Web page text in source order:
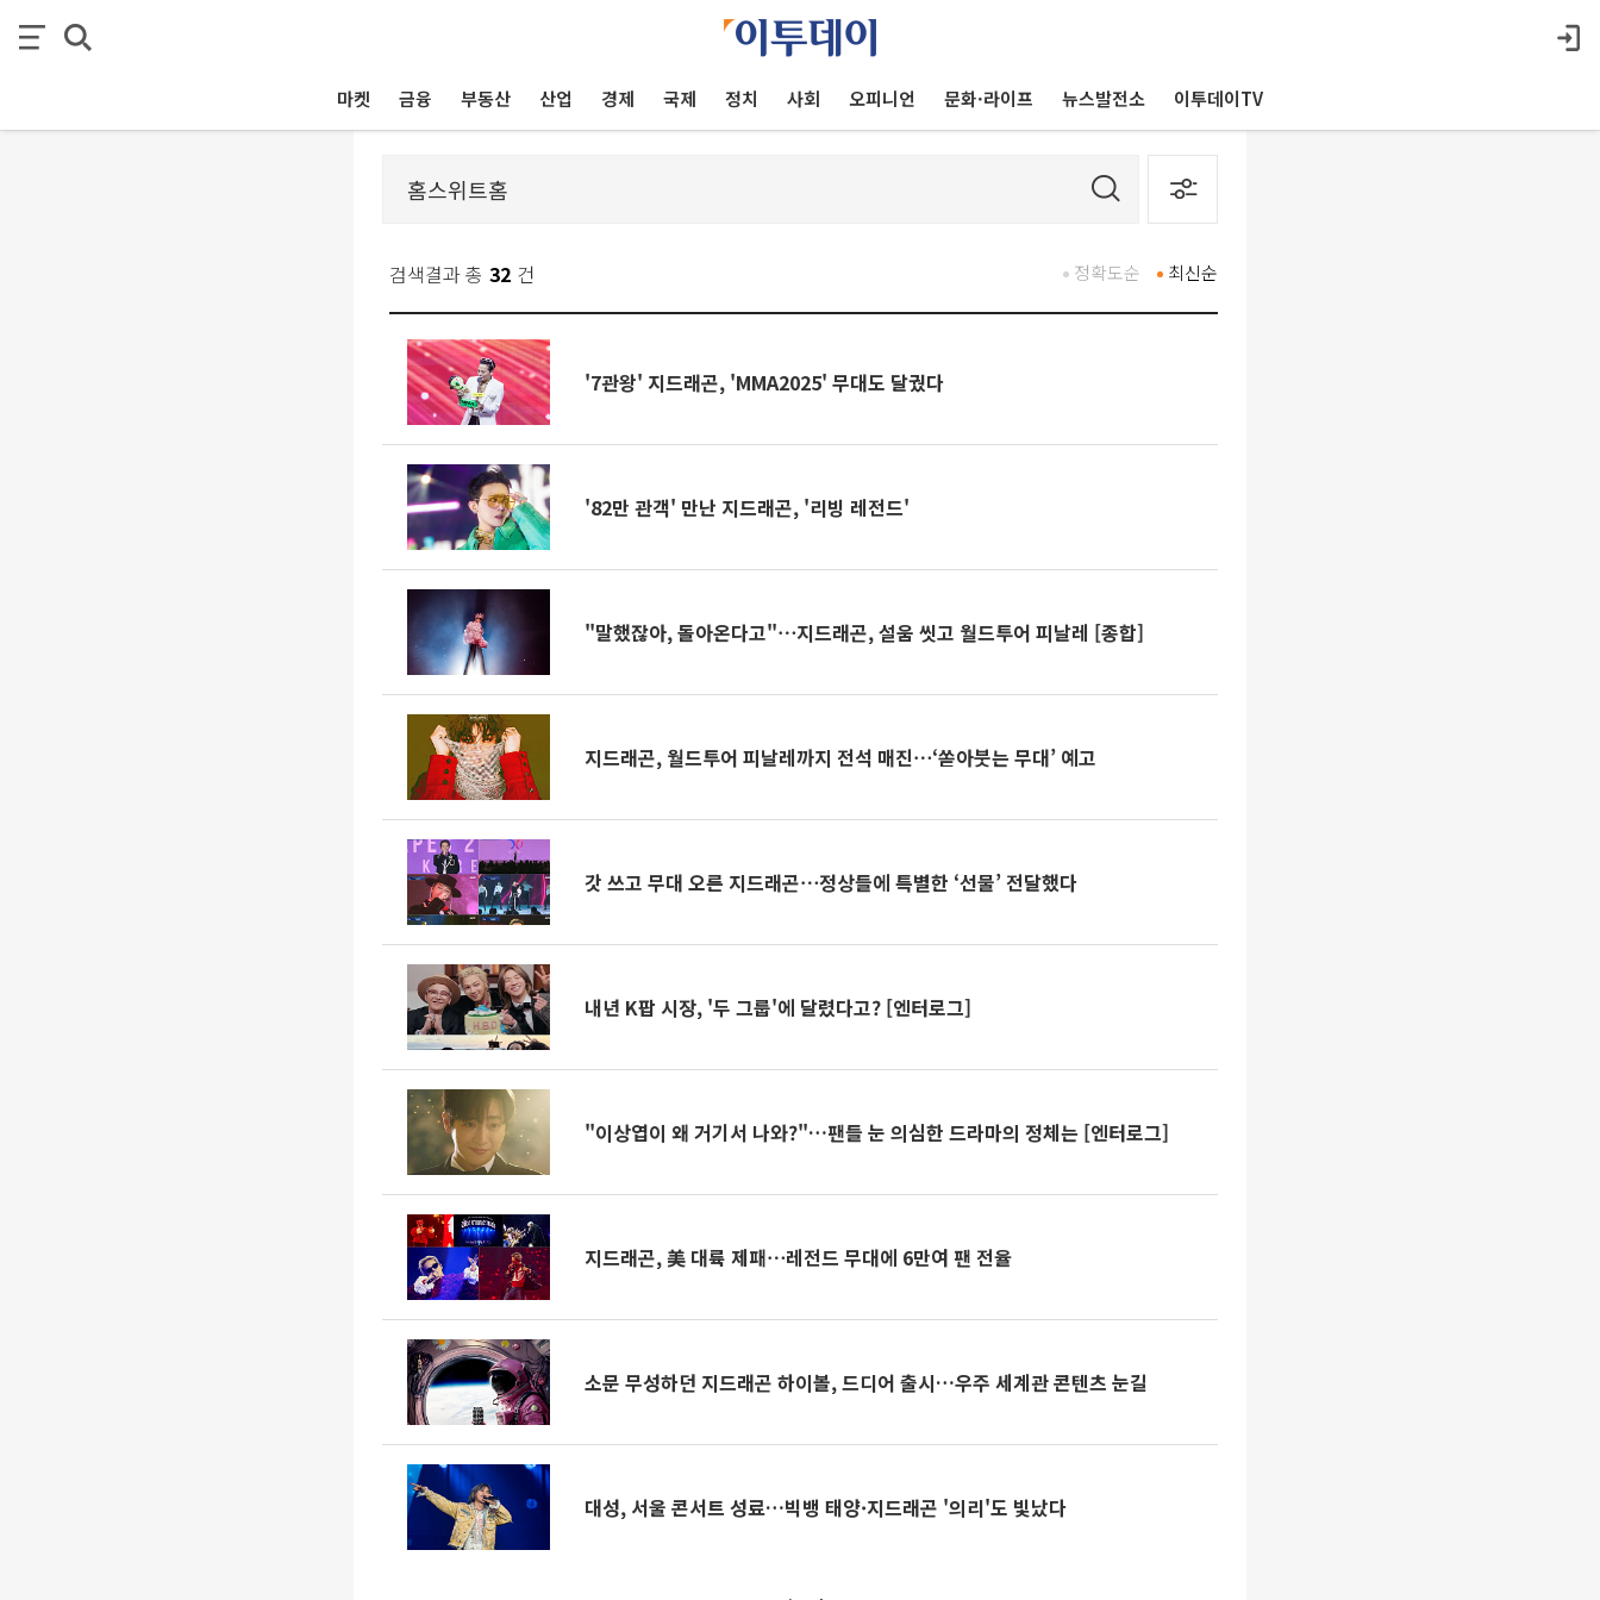
마켓 금융 부동산 산업 경제 국제 정치 사회 오피니언 문화·라이프 뉴스발전소 이투데이TV
검색결과 총 32 건 최신순
정확도순
'7관왕' 지드래곤, 'MMA2025' 무대도 달궜다
'82만 관객' 만난 지드래곤, '리빙 레전드'
"말했잖아, 돌아온다고"⋯지드래곤, 설움 씻고 월드투어 피날레 [종합]
지드래곤, 월드투어 피날레까지 전석 매진⋯‘쏟아붓는 무대’ 예고
갓 쓰고 무대 오른 지드래곤⋯정상들에 특별한 ‘선물’ 전달했다
내년 K팝 시장, '두 그룹'에 달렸다고? [엔터로그]
"이상엽이 왜 거기서 나와?"…팬들 눈 의심한 드라마의 정체는 [엔터로그]
지드래곤, 美 대륙 제패⋯레전드 무대에 6만여 팬 전율
소문 무성하던 지드래곤 하이볼, 드디어 출시…우주 세계관 콘텐츠 눈길
대성, 서울 콘서트 성료…빅뱅 태양·지드래곤 '의리'도 빛났다